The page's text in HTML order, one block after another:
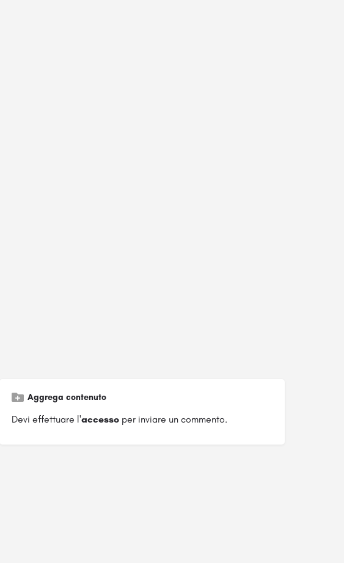
Aggrega contenuto
Devi effettuare l'accessoper inviare un commento.